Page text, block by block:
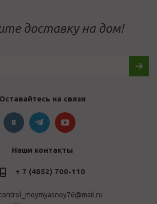
доставку на дом!
Оставайтесь на связи
Наши контакты
+ 7 (4852) 700-110